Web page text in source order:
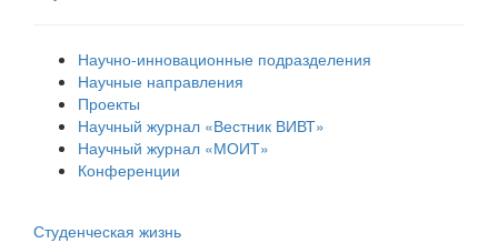
Научно-инновационные подразделения
Научные направления
Проекты
Научный журнал «Вестник ВИВТ»
Научный журнал «МОИТ»
Конференции
Студенческая жизнь